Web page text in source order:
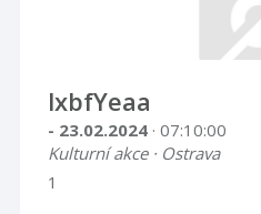
lxbfYeaa
- 23.02.2024 · 07:10:00
Kulturní akce · Ostrava
1